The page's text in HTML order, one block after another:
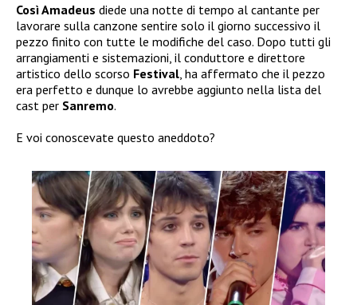
Così Amadeus diede una notte di tempo al cantante per
lavorare sulla canzone sentire solo il giorno successivo il
pezzo finito con tutte le modifiche del caso. Dopo tutti gli
arrangiamenti e sistemazioni, il conduttore e direttore
artistico dello scorso Festival , ha affermato che il pezzo
era perfetto e dunque lo avrebbe aggiunto nella lista del
cast per Sanremo.
E voi conoscevate questo aneddoto?